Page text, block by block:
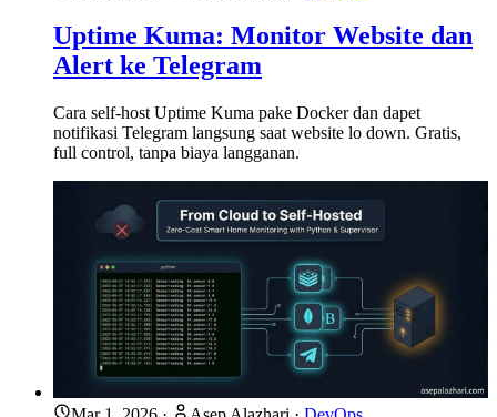
Uptime Kuma: Monitor Website dan
Alert ke Telegram
Cara self-host Uptime Kuma pake Docker dan dapet
notifikasi Telegram langsung saat website lo down. Gratis,
full control, tanpa biaya langganan.